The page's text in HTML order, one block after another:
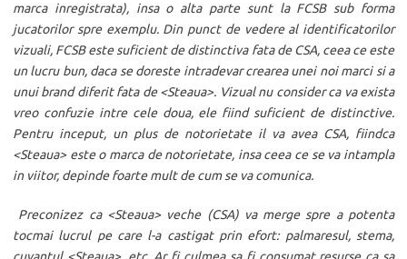
marca inregistrata), insa o alta parte sunt la FCSB sub forma
jucatorilor spre exemplu. Din punct de vedere al identificatorilor
vizuali, FCSB este suficient de distinctiva fata de CSA, ceea ce este
un lucru bun, daca se doreste intradevar crearea unei noi marci si a
unui brand diferit fata de <Steaua>. Vizual nu consider ca va exista
vreo confuzie intre cele doua, ele fiind suficient de distinctive.
Pentru inceput, un plus de notorietate il va avea CSA, fiindca
<Steaua> este o marca de notorietate, insa ceea ce se va intampla
in viitor, depinde foarte mult de cum se va comunica.
Preconizez ca <Steaua> veche (CSA) va merge spre a potenta
tocmai lucrul pe care l-a castigat prin efort: palmaresul, stema,